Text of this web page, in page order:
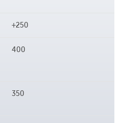
+250
400
350